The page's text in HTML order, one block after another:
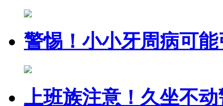
警惕！小小牙周病可
上班族注意！久坐不